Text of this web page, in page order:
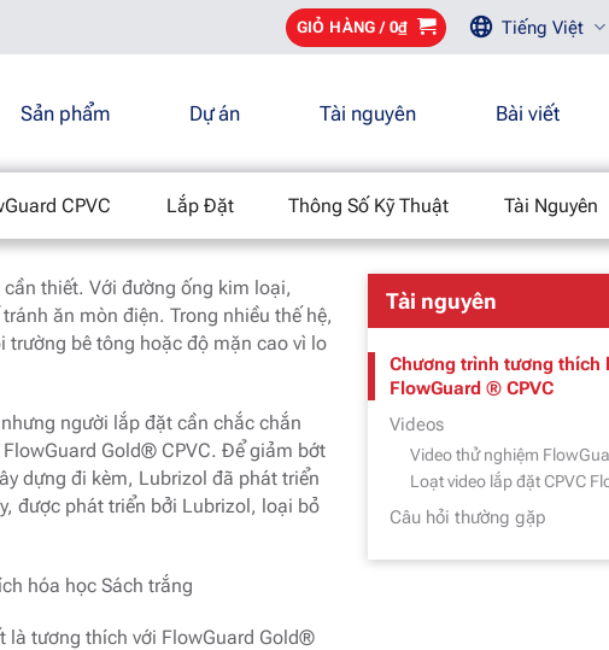
GIỎ HÀNG / 0₫ Tiếng Việt
Sản phẩm Dự án Tài nguyên Bài viết
CPVC Lắp Đặt Thông Số Kỹ Thuật Tài Nguyên
FlowGuard ® CPVC
thiết. Với đường ống kim loại,
ăn mòn điện. Trong nhiều thế hệ,
bê tông hoặc độ mặn cao vì lo
người lắp đặt cần chắc chắn
Gold® CPVC. Để giảm bớt
dựng đi kèm, Lubrizol đã phát triển
được phát triển bởi Lubrizol, loại bỏ
hóa học Sách trắng
là tương thích với FlowGuard Gold®
Tài nguyên
Chương trình tương thích
FlowGuard ® CPVC
Videos
Video thử nghiệm
Loạt video lắp đặt CPVC
Câu hỏi thường gặp